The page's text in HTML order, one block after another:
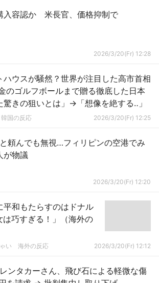
入容認か 米長官、価格抑制で
2026/3/20(Fr) 12:28
ハウスが騒然？世界が注目した高市首相
のゴルフボールまで贈る徹底した日本
きの狙いとは」→「想像を絶する‥」
国の反応 2026/3/20(Fr) 12:25
と頼んでも無視…フィリピンの空港でみ
が物議
2026/3/20(Fr) 12:20
平和もたらすのはドナル
巧すぎる！」（海外の
い 海外の反応 2026/3/20(Fr) 12:12
ンタカーさん、飛び石による軽微な傷